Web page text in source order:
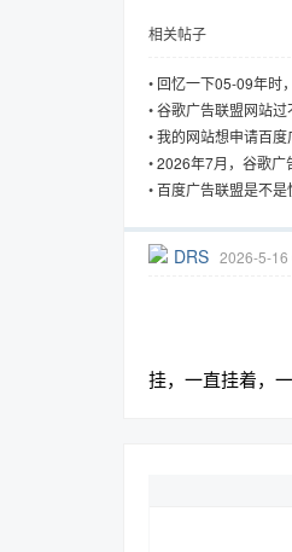
相关帖子
• 回忆一下05-09年时
•谷歌广告联盟网站
•我的网站想申请百
•2026年7月，谷歌广
•百度广告联盟是不
DRS 2026-5-
挂，一直挂着，